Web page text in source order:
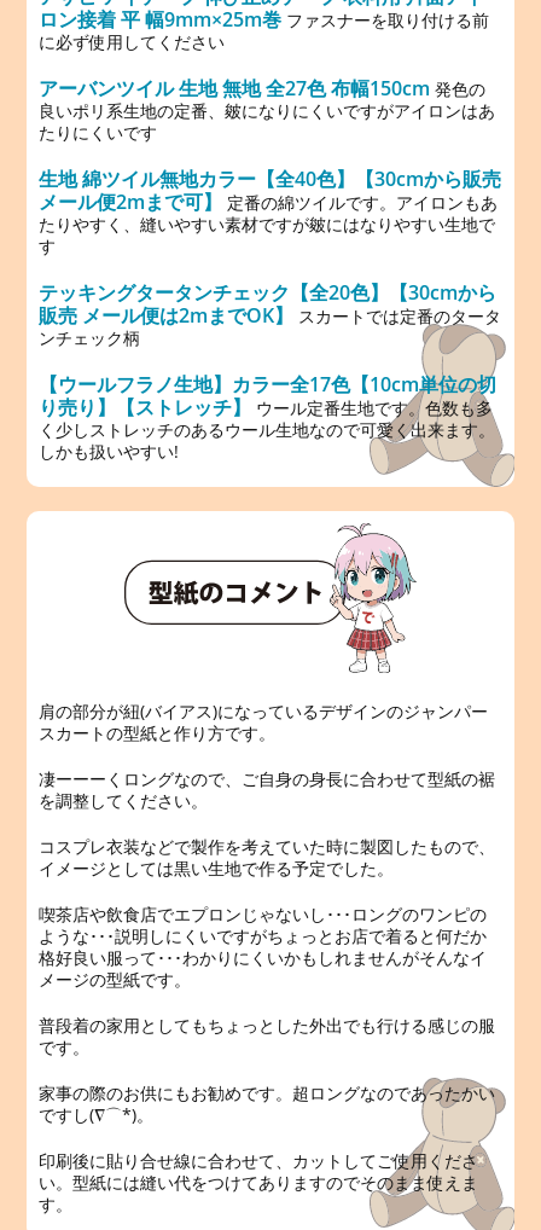
ロン接着 平 幅9mm×25m巻 ファスナーを取り付ける前
に必ず使用してください
アーバンツイル 生地 無地 全27色 布幅150cm発色の
良いポリ系生地の定番、皴になりにくいですがアイロンはあ
たりにくいです
生地 綿ツイル無地カラー【全40色】【30cmから販売
メール便2mまで可】
定番の綿ツイルです。アイロンもあ
たりやすく、縫いやすい素材ですが皴にはなりやすい生地で
す
テッキングタータンチェック【全20色】【30cmから
販売 メール便は2mまでOK】
スカートでは定番のタータ
ンチェック柄
【ウールフラノ生地】カラー全17色【10cm単位の切
り売り】【ストレッチ】
ウール定番生地です。色数も多
く少しストレッチのあるウール生地なので可愛く出来ます。
しかも扱いやすい!
肩の部分が紐(バイアス)になっているデザインのジャンパー
スカートの型紙と作り方です。
凄ーーーくロングなので、ご自身の身長に合わせて型紙の裾
を調整してください。
コスプレ衣装などで製作を考えていた時に製図したもので、
イメージとしては黒い生地で作る予定でした。
喫茶店や飲食店でエプロンじゃないし･･･ロングのワンピの
ような･･･説明しにくいですがちょっとお店で着ると何だか
格好良い服って･･･わかりにくいかもしれませんがそんなイ
メージの型紙です。
普段着の家用としてもちょっとした外出でも行ける感じの服
です。
家事の際のお供にもお勧めです。超ロングなのであったかい
ですし(∇⌒*)。
印刷後に貼り合せ線に合わせて、カットしてご使用くださ
い。型紙には縫い代をつけてありますのでそのまま使えま
す。